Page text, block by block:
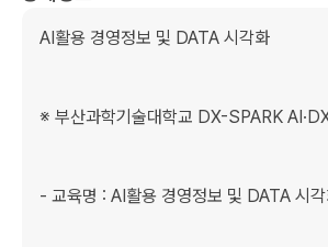
AI활용 경영정보 및 DATA 시각화
※ 부산과학기술대학교 DX-SPARK
- 교육명 : AI활용 경영정보 및 DATA 시